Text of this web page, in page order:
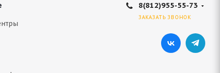
8(812)955-55-73
ЗАКАЗАТЬ ЗВОНОК